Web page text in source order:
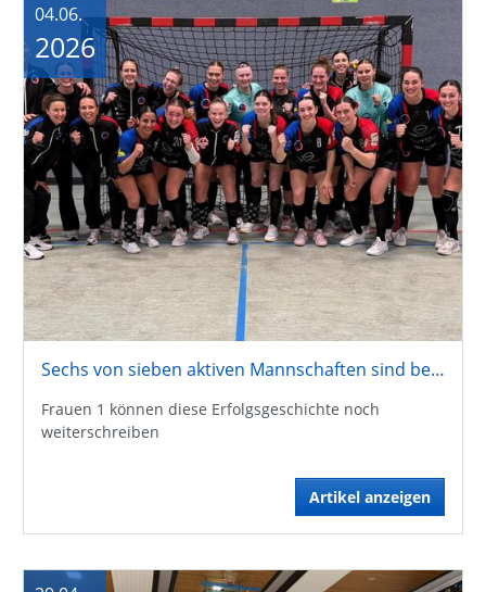
Sechs von sieben aktiven Mannschaften sind bereits aufgestiegen
Frauen 1 können diese Erfolgsgeschichte noch
weiterschreiben
Artikel anzeigen
04.06.
2026